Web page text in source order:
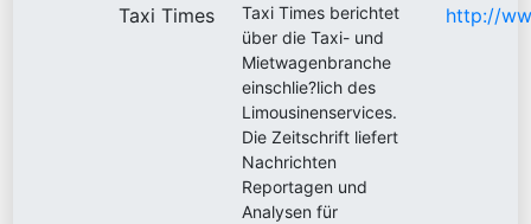
Taxi Times
Taxi Times berichtet
über die Taxi- und
Mietwagenbranche
einschlie?lich des
Limousinenservices.
Die Zeitschrift liefert
Nachrichten
Reportagen und
Analysen für
http://